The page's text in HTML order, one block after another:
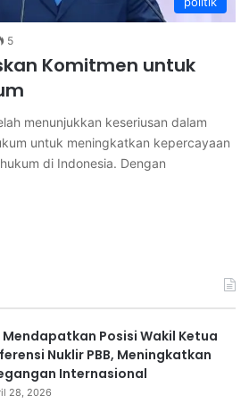
5
Komitmen untuk
menunjukkan keseriusan dalam
untuk meningkatkan kepercayaan
di Indonesia. Dengan
Mendapatkan Posisi Wakil Ketua
Nuklir PBB, Meningkatkan
Internasional
28, 2026